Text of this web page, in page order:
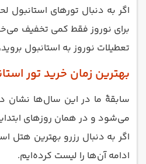
برای نوروز فقط کمی تخفیف
تعطیلات نوروز به استانبول
بهترین زمان خرید تور
سابقۀ ما در این سال‌ها نشان داده است که بهترین زمان خرید
می‌شود و در همان روزهای
ادامه آن‌ها را لیست کرده‌ایم.